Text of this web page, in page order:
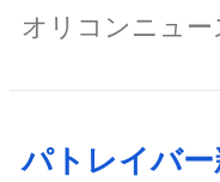
オリコンニュー
パトレイバ